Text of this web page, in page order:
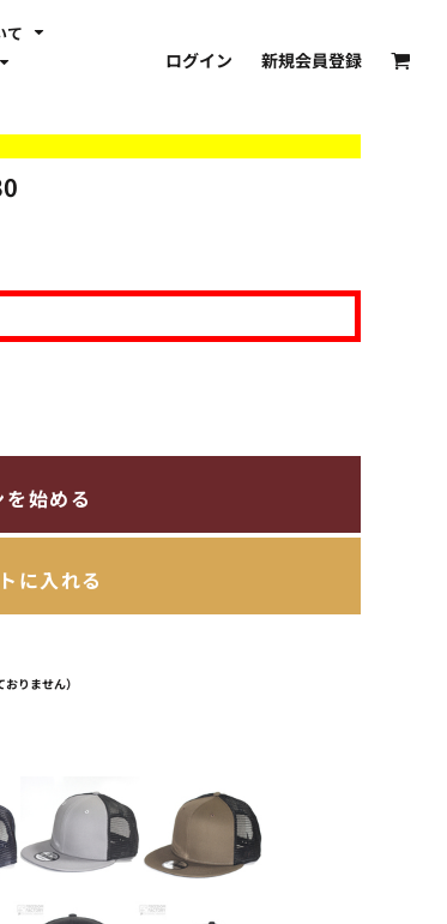
て
ログイン 新規会員登録
始める
に入れる
りません）